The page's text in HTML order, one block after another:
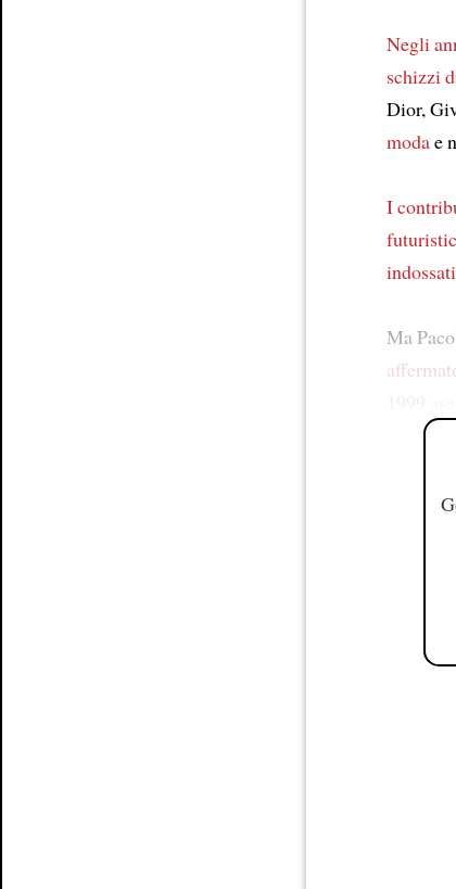
Negli
schizzi
Dior,
modae
I
indossati
Ma